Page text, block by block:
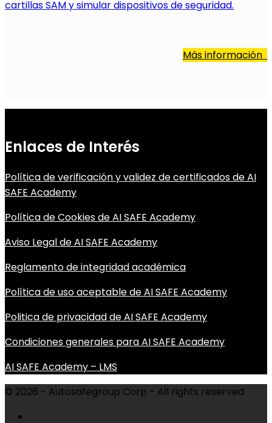
cartillas SAM y simular dispositivos de seguridad.
Más información
Enlaces de Interés
Política de verificación y validez de certificados de AI
SAFE Academy
Política de Cookies de AI SAFE Academy
Aviso Legal de AI SAFE Academy
Reglamento de integridad académica
Política de uso aceptable de AI SAFE Academy
Politica de privacidad de AI SAFE Academy
Condiciones generales para AI SAFE Academy
AI SAFE Academy – LMS
© 2026 - Autosafegroup Corp - All rights reserved